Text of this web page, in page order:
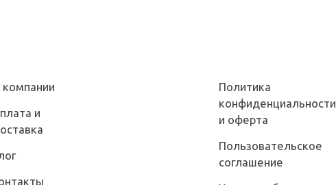
и
Политика
конфиденциальности
и оферта
Пользовательское
соглашение